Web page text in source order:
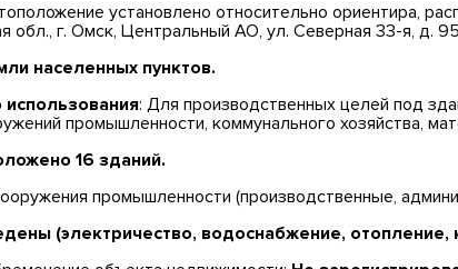
установлено относительно ориентира,
обл., г. Омск, Центральный АО, ул. Северная 33-я, д.
населенных пунктов.
: Для производственных целей под
промышленности, коммунального хозяйства,
16 зданий.
промышленности (производственные,
(электричество, водоснабжение, отопление,